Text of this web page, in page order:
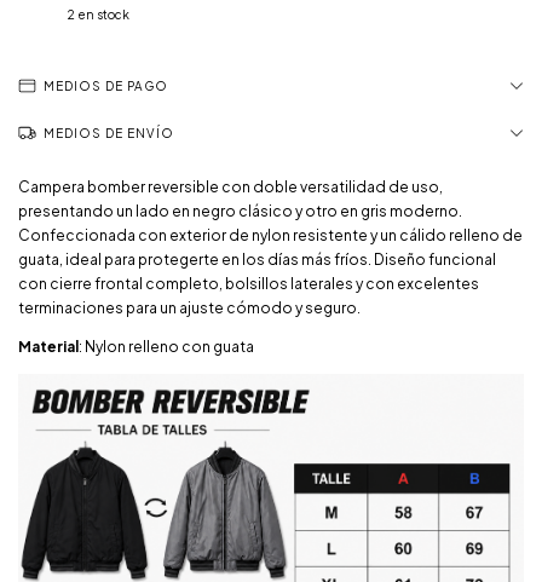
2 en stock
MEDIOS DE PAGO
MEDIOS DE ENVÍO
Campera bomber reversible con doble versatilidad de uso,
presentando un lado en negro clásico y otro en gris moderno.
Confeccionada con exterior de nylon resistente y un cálido relleno de
guata, ideal para protegerte en los días más fríos. Diseño funcional
con cierre frontal completo, bolsillos laterales y con excelentes
terminaciones para un ajuste cómodo y seguro.
Material : Nylon relleno con guata